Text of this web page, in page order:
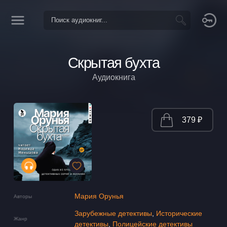
Скрытая бухта
Аудиокнига
Авторы Мария Орунья
Жанр
Зарубежные детективы
Исторические
детективы
Полицейские детективы
379 ₽